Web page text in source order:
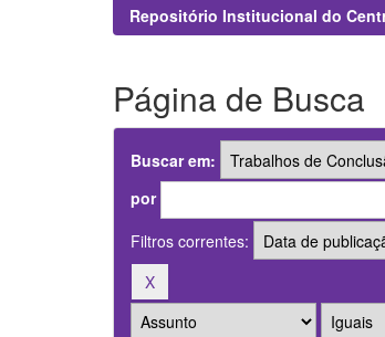
Repositório Institucional do
Página de Busca
Buscar em:
por
Filtros correntes: